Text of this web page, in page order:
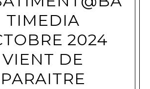
TIMEDIA
2024
VIENT DE
PARAITRE